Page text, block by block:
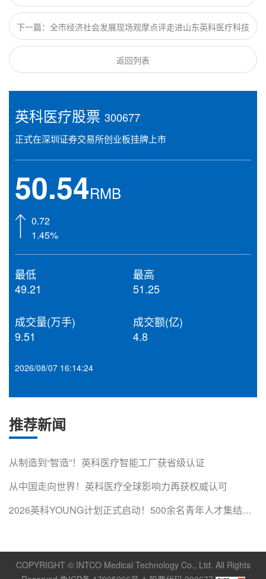
下一篇：全市经济社会发展现场观摩点评走进山东​英科医疗科技
返回列表
英科医疗股票 300677
正式在深圳证券交易所创业板挂牌上市
50.54RMB
0.72
1.45%
最低
49.21
最高
51.25
成交量(万手)
9.51
成交额(亿)
4.8
2026/08/07 16:14:24
推荐新闻
从制造到“智造”！英科医疗智能工厂获省级认证
从中国走向世界！英科医疗全球影响力再获权威认可
2026英科YOUNG计划正式启动！500余名青年人才集结淄
COPYRIGHT © INTCO Medical Technology Co., Ltd. All Rights